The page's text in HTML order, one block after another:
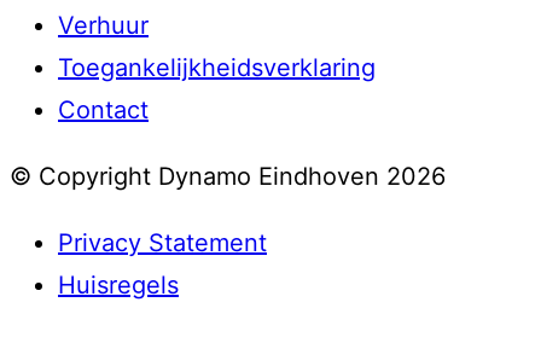
Verhuur
Toegankelijkheidsverklaring
Contact
© Copyright Dynamo Eindhoven 2026
Privacy Statement
Huisregels